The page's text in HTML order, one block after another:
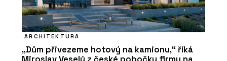
ARCHITEKTURA
„Dům přivezeme hotový na kamionu,“ říká